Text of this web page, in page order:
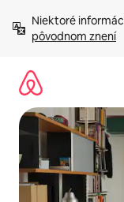
obsah.
Niektoré
pôvodnom znení